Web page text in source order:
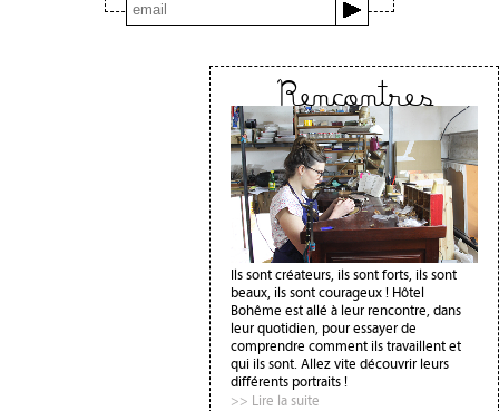
Rencontres
Ils sont créateurs, ils sont forts, ils sont
beaux, ils sont courageux ! Hôtel
Bohême est allé à leur rencontre, dans
leur quotidien, pour essayer de
comprendre comment ils travaillent et
qui ils sont. Allez vite découvrir leurs
différents portraits !
>> Lire la suite